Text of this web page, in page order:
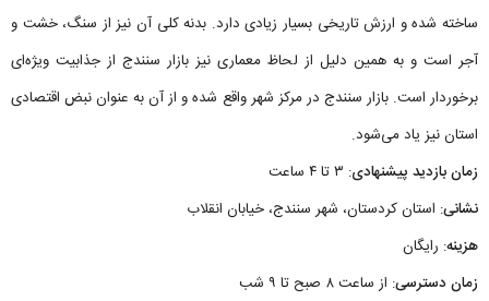
ساخته شده و ارزش تاریخی بسیار زیادی دارد. بدنه کلی آن نیز از سنگ، خشت و
آجر است و به همین دلیل از لحاظ معماری نیز بازار سنندج از جذابیت ویژه‌ای
برخوردار است. بازار سنندج در مرکز شهر واقع شده و از آن به عنوان نبض اقتصادی
استان نیز یاد می‌شود.
زمان بازدید پیشنهادی: ۳ تا ۴ ساعت
نشانی: استان کردستان، شهر سنندج، خیابان انقلاب
هزینه: رایگان
زمان دسترسی: از ساعت ۸ صبح تا ۹ شب